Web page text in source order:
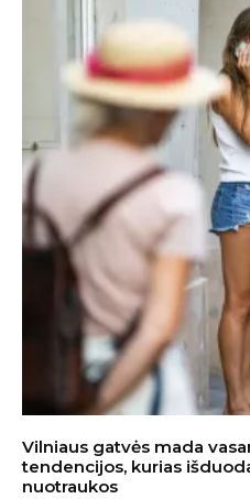
Vilniaus gatvės mada
tendencijos, kurias
nuotraukos